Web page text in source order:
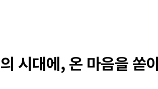
시대에, 온 마음을 쏟